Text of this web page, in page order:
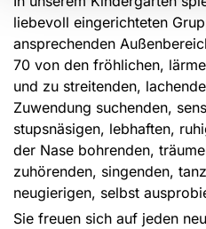
liebevoll eingerichteten
ansprechenden
70 von den fröhlichen,
und zu streitenden,
Zuwendung suchenden,
stupsnäsigen, lebhaften,
der Nase bohrenden,
zuhörenden, singenden,
neugierigen, selbst
Sie freuen sich auf jeden